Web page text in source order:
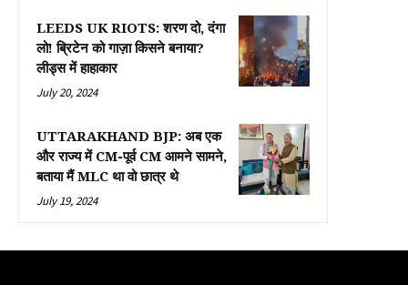
LEEDS UK RIOTS: शरण दो, दंगा
लो! ब्रिटेन को गाज़ा किसने बनाया?
लीड्स में हाहाकार
July 20, 2024
UTTARAKHAND BJP: अब एक
और राज्य में CM-पूर्व CM आमने सामने,
बताया मैं MLC था वो छात्र थे
July 19, 2024